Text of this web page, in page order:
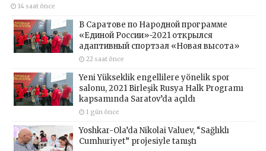
14 saat önce
В Саратове по Народной программе
«Единой России»-2021 открылся
адаптивный спортзал «Новая высота»
22 saat önce
Yeni Yükseklik engellilere yönelik spor
salonu, 2021 Birleşik Rusya Halk Programı
kapsamında Saratov’da açıldı
1 gün önce
Yoshkar-Ola’da Nikolai Valuev, “Sağlıklı
Cumhuriyet” projesiyle tanıştı